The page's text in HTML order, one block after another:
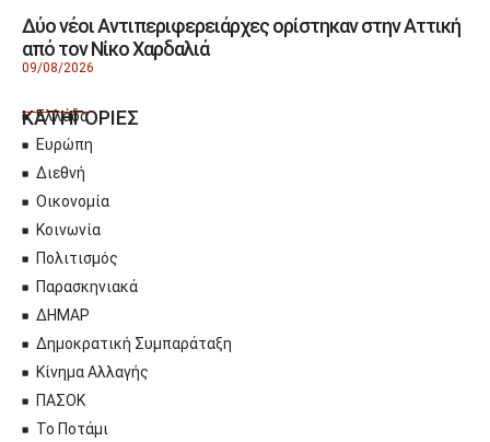
Δύο νέοι Αντιπεριφερειάρχες ορίστηκαν στην Αττική
από τον Νίκο Χαρδαλιά
09/08/2026
ΚΑΤΗΓΟΡΙΕΣ
Ελλάδα
Ευρώπη
Διεθνή
Οικονομία
Κοινωνία
Πολιτισμός
Παρασκηνιακά
ΔΗΜΑΡ
Δημοκρατική Συμπαράταξη
Κίνημα Αλλαγής
ΠΑΣΟΚ
Το Ποτάμι